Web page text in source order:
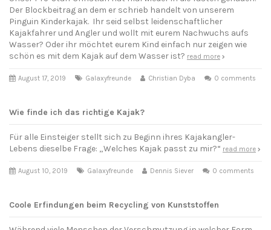
Der Blockbeitrag an dem er schrieb handelt von unserem
Pinguin Kinderkajak. Ihr seid selbst leidenschaftlicher
Kajakfahrer und Angler und wollt mit eurem Nachwuchs aufs
Wasser? Oder ihr möchtet eurem Kind einfach nur zeigen wie
schön es mit dem Kajak auf dem Wasser ist? read more
August 17, 2019 Galaxyfreunde Christian Dyba 0 comments
Wie finde ich das richtige Kajak?
Für alle Einsteiger stellt sich zu Beginn ihres Kajakangler-
Lebens dieselbe Frage: „Welches Kajak passt zu mir?“ read more
August 10, 2019 Galaxyfreunde Dennis Siever 0 comments
Coole Erfindungen beim Recycling von Kunststoffen